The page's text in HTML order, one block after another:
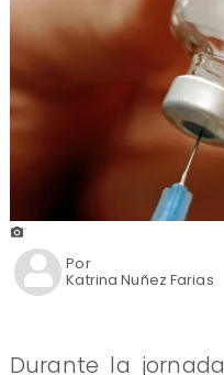
Katrina Nuñez Farias
Por
Durante la